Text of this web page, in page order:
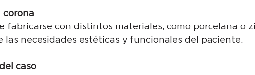
corona
fabricarse con distintos materiales, como porcelana o
las necesidades estéticas y funcionales del paciente.
caso